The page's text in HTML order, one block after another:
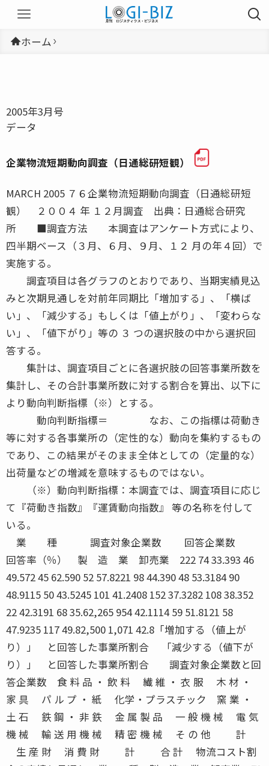
ホーム
2005年3月号
データ
企業物流短期動向調査（日通総研短観）
MARCH 2005 ７６企業物流短期動向調査（日通総研短
観） ２００４ 年 １２月調査 出典：日通総合研究
所 ■調査方法 本調査はアンケート方式により、
四半期ベース（３月、６月、９月、１２ 月の年４回）で
実施する。
調査項目は各グラフのとおりであり、当期実績見込
みと次期見通しを対前年同期比「増加する」、「横ば
い」、「減少する」もしくは「値上がり」、「変わらな
い」、「値下がり」等の ３ つの選択肢の中から選択回
答する。
集計は、調査項目ごとに各選択肢の回答事業所数を
集計し、その合計事業所数に対する割合を算出、以下に
より動向判断指標（※）とする。
動向判断指標＝ なお、この指標は荷動き
等に対する各事業所の（定性的な）動向を集約するもの
であり、この結果がそのまま全体としての（定量的な）
出荷量などの増減を意味するものではない。
（※）動向判断指標：本調査では、調査項目に応じ
て『荷動き指数』『運賃動向指数』 等の名称を付して
いる。
業 種 調査対象企業数 回答企業数 回答率（％） 製 造 業 卸売業 222 74 33.393 46 49.572 45 62.590 52 57.8221 98 44.390 48 53.3184 90 48.9115 50 43.5245 101 41.2408 152 37.3282 108 38.352 22 42.3191 68 35.62,265 954 42.1114 59 51.8121 58 47.9235 117 49.82,500 1,071 42.8「増加する（値上がり）」 と回答した事業所割合 「減少する（値下がり）」 と回答した事業所割合 調査対象企業数と回答企業数 食 料 品 ・ 飲 料 繊 維 ・ 衣 服 木 材 ・ 家 具 パ ル プ ・ 紙 化学・プラスチック 窯 業 ・ 土 石 鉄 鋼 ・ 非 鉄 金 属 製 品 一 般 機 械 電 気 機 械 輸 送 用 機 械 精 密 機 械 そ の 他 計 生 産 財 消 費 財 計 合 計 物流コスト割合の実績と見通し 業 種 製 造 業 卸売業 72 24 61 15 9 71 14 71 15 △ 140 28 60 12 16 40 35 58 7 2844 16 73 11 5 44 20 73 7 1351 19 59 22 △ 3 51 17 63 20 △ 395 21 51 28 △ 7 95 15 59 26 △ 1146 13 63 24 △ 11 46 20 54 26 △ 688 25 57 18 7 88 25 61 14 1148 16 63 21 △ 5 48 14 63 23 △ 9100 32 50 18 14 100 29 50 21 8143 27 55 18 9 143 24 54 22 2104 19 66 15 4 103 22 60 18 422 23 54 23 0 22 23 50 27 △ 465 25 55 20 5 64 22 58 20 2918 23 58 19 4 915 22 59 19 356 9 77 14 △ 5 55 5 79 16 △ 1156 21 54 25 △ 4 56 21 56 23 △ 2112 15 65 20 △ 5 111 13 67 20 △ 71,030 22 59 19 3 1,026 21 60 19 2食 料 品 ・ 飲 料 繊 維 ・ 衣 服 木 材 ・ 家 具 パ ル プ ・ 紙 化学・プラスチック 窯 業 ・ 土 石 鉄 鋼 ・ 非 鉄 金 属 製 品 一 般 機 械 電 気 機 械 輸 送 用 機 械 精 密 機 械 そ の 他 計 生 産 財 消 費 財 計 合 計 ２００４ 年 １０ 月〜 １２ 月実績 回答 構成比（％） 動向 社数 上昇 不変 下降 指数 ２００５ 年 １ 月〜 ３ 月見通し 回答 構成比（％） 動向 社数 上昇 不変 下降 指数 ７７ MARCH 2005在庫量（製品）の実績と見通し 業 種 製 造 業 卸売業 61 16 54 30 △ 14 61 8 66 26 △ 1842 10 52 38 △ 28 42 14 50 36 △ 2242 31 55 14 17 42 14 60 26 △ 1249 20 60 20 0 49 14 72 14 087 22 54 24 △ 2 87 16 56 28 △ 1239 10 57 33 △ 23 40 12 53 35 △ 2380 9 63 28 △ 19 80 8 69 23 △ 1540 28 50 22 6 40 22 50 28 △ 686 19 55 26 △ 7 86 14 55 31 △ 17121 24 45 31 △ 7 121 14 50 36 △ 22100 13 62 25 △ 12 100 17 57 26 △ 920 10 55 35 △ 25 20 20 45 35 △ 1560 22 62 16 6 60 12 68 20 △ 8827 19 55 26 △ 7 828 14 58 28 △ 1424 0 71 29 △ 29 23 0 78 22 △ 2227 15 48 37 △ 22 27 4 63 33 △ 2951 8 59 33 △ 25 50 2 70 28 △ 26878 17 56 27 △ 10 878 13 59 28 △ 1561 16 53 31 △ 15 61 11 59 30 △ 1943 16 47 37 △ 21 43 19 44 37 △ 1841 39 37 24 15 41 22 51 27 △ 552 21 50 29 △ 8 52 13 60 27 △ 1494 18 48 34 △ 16 94 16 53 31 △ 1540 12 45 43 △ 31 40 17 38 45 △ 2883 12 51 37 △ 25 84 8 66 26 △ 1844 25 45 30 △ 5 44 18 50 32 △ 1492 27 49 24 3 92 20 48 32 △ 12134 25 44 31 △ 6 134 17 49 34 △ 1798 14 64 22 △ 8 98 15 63 22 △ 719 21 37 42 △ 21 19 32 26 42 △ 1063 17 56 27 △ 10 63 11 62 27 △ 16864 20 49 31 △ 11 865 15 54 31 △ 1649 16 64 20 △ 4 48 6 71 23 △ 1742 7 57 36 △ 29 42 7 57 36 △ 2991 12 61 27 △ 15 90 7 64 29 △ 22955 19 51 30 △ 11 955 15 55 30 △ 15食 料 品 ・ 飲 料 繊 維 ・ 衣 服 木 材 ・ 家 具 パ ル プ ・ 紙 化学・プラスチック 窯 業 ・ 土 石 鉄 鋼 ・ 非 鉄 金 属 製 品 一 般 機 械 電 気 機 械 輸 送 用 機 械 精 密 機 械 そ の 他 計 生 産 財 消 費 財 計 合 計 ２００４ 年 １０ 月〜 １２ 月実績 回答 構成比（％） 在庫動向 社数 増加 横ばい 減少 指数 ２００５ 年 １ 月〜 ３ 月見通し 回答 構成比（％） 在庫動向 社数 増加 横ばい 減少 指数 ２００４ 年 １０ 月〜 １２ 月実績 回答 構成比（％） 在庫動向 社数 増加 横ばい 減少 指数 ２００５ 年 １ 月〜 ３ 月見通し 回答 構成比（％） 在庫動向 社数 増加 横ばい 減少 指数 営業倉庫保管量の実績と見通し 営業倉庫保管料金の実績と見通し 業 種 製 造 業 卸売業 49 20 49 31 △ 11 48 10 50 40 △ 3028 18 43 39 △ 21 28 14 54 32 △ 1831 29 65 6 23 32 19 66 15 443 28 47 25 3 43 14 51 35 △ 2178 22 46 32 △ 10 78 19 50 31 △ 1227 18 56 26 △ 8 27 22 52 26 △ 458 9 53 38 △ 29 59 12 61 27 △ 1524 33 42 25 8 23 30 48 22 865 28 44 28 0 65 18 53 29 △ 1187 16 53 31 △ 15 87 15 49 36 △ 2158 17 67 16 1 58 17 62 21 △ 417 5 71 24 △ 19 17 12 53 35 △ 2344 20 60 20 0 44 11 64 25 △ 14609 20 53 27 △ 7 609 16 55 29 △ 1334 18 50 32 △ 14 34 6 62 32 △ 2637 22 46 32 △ 10 37 16 57 27 △ 1171 20 48 32 △ 12 71 11 59 30 △ 19680 20 52 28 △ 8 680 16 55 29 △ 1337 8 89 3 5 37 5 92 3 221 0 90 10 △ 10 21 0 90 10 △ 1025 4 92 4 0 24 8 88 4 440 7 78 15 △ 8 40 4 83 13 △ 971 3 93 4 △ 1 71 3 93 4 △ 123 9 87 4 5 23 4 92 4 048 4 94 2 2 48 2 96